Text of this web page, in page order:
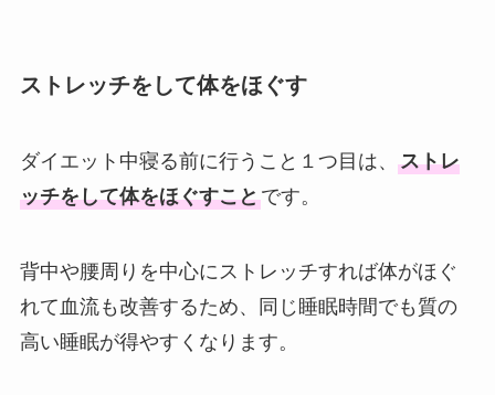
ストレッチをして体をほぐす
ダイエット中寝る前に行うこと１つ目は、 ストレ
ッチをして体をほぐすことです。
背中や腰周りを中心にストレッチすれば体がほぐ
れて血流も改善するため、同じ睡眠時間でも質の
高い睡眠が得やすくなります。